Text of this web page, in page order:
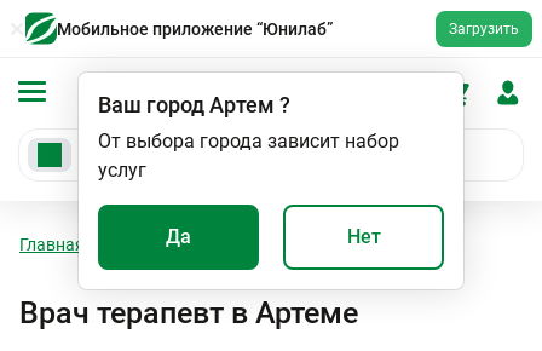
Мобильное приложение “Юнилаб” Загрузить
Ваш городАртем ?
От выбора города зависит набор
услуг
Да Нет
Главная Специалисты Врач терапевт
Врач терапевт в Артеме